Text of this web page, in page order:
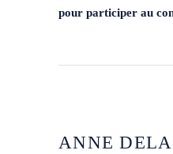
pour participer au
ANNE